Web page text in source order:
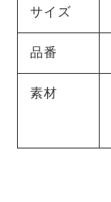
サイズ
品番
素材